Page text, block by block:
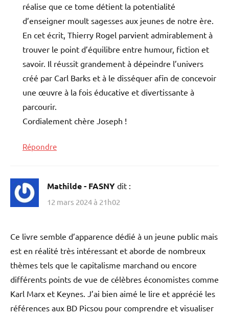
réalise que ce tome détient la potentialité
d’enseigner moult sagesses aux jeunes de notre ère.
En cet écrit, Thierry Rogel parvient admirablement à
trouver le point d’équilibre entre humour, fiction et
savoir. Il réussit grandement à dépeindre l’univers
créé par Carl Barks et à le disséquer afin de concevoir
une œuvre à la fois éducative et divertissante à
parcourir.
Cordialement chère Joseph !
Répondre
Mathilde - FASNY dit :
12 mars 2024 à 21h02
Ce livre semble d’apparence dédié à un jeune public mais
est en réalité très intéressant et aborde de nombreux
thèmes tels que le capitalisme marchand ou encore
différents points de vue de célèbres économistes comme
Karl Marx et Keynes. J’ai bien aimé le lire et apprécié les
références aux BD Picsou pour comprendre et visualiser